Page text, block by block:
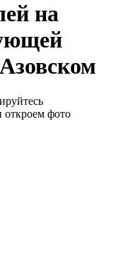
на
откроем фото